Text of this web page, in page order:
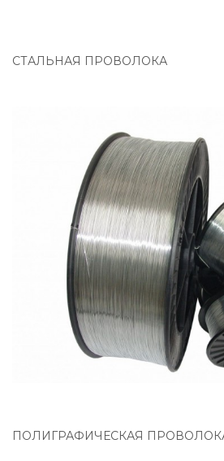
СТАЛЬНАЯ ПРОВОЛОКА
ПОЛИГРАФИЧЕСКАЯ